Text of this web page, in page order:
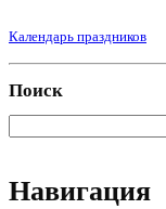
Календарь праздников
Поиск
Навигация